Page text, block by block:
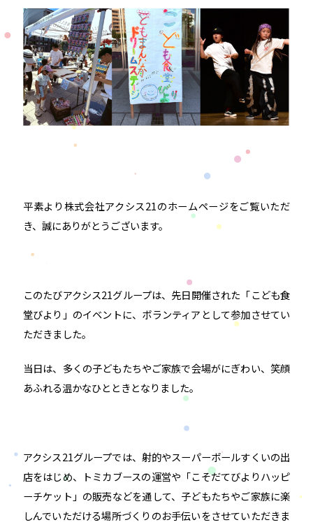
平素より株式会社アクシス21のホームページをご覧いただ
き、誠にありがとうございます。
このたびアクシス21グループは、先日開催された「こども食
堂びより」のイベントに、ボランティアとして参加させてい
ただきました。
当日は、多くの子どもたちやご家族で会場がにぎわい、笑顔
あふれる温かなひとときとなりました。
アクシス21グループでは、射的やスーパーボールすくいの出
店をはじめ、トミカブースの運営や「こそだてびよりハッピ
ーチケット」の販売などを通して、子どもたちやご家族に楽
しんでいただける場所づくりのお手伝いをさせていただきま